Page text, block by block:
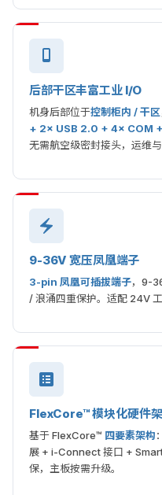
后部干区丰富工业 I/O
机身后部位于控制柜内 / 干区
+ 2× USB 2.0 + 4× COM
无需航空级密封接头，运维与
9-36V 宽压凤凰端子
3-pin 凤凰可插拔端子，9-
/ 浪涌四重保护。适配 24V
FlexCore™ 模块化硬件
基于 FlexCore™ 四要素架构
展 + i-Connect 接口 +
保，主板按需升级。